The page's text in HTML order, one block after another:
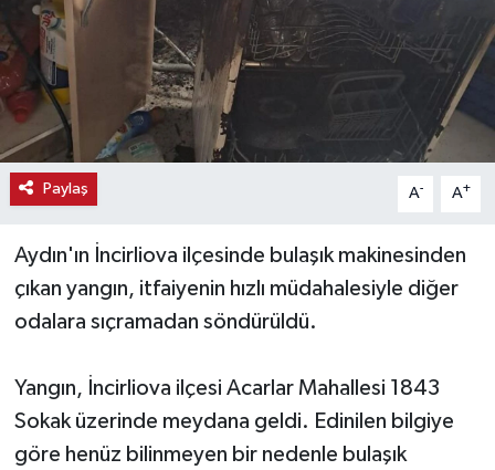
Paylaş A- A+
Aydın'ın İncirliova ilçesinde bulaşık makinesinden
çıkan yangın, itfaiyenin hızlı müdahalesiyle diğer
odalara sıçramadan söndürüldü.
Yangın, İncirliova ilçesi Acarlar Mahallesi 1843
Sokak üzerinde meydana geldi. Edinilen bilgiye
göre henüz bilinmeyen bir nedenle bulaşık
Haber
Haber İlanlar
Kültür-Sanat
Magazin
Resmi İlanlar
Siyaset